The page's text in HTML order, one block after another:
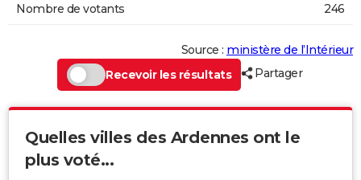
Nombre de votants 246
Source : ministère de l’Intérieur
Recevoir les résultats
Partager
Quelles villes des Ardennes ont le
plus voté...